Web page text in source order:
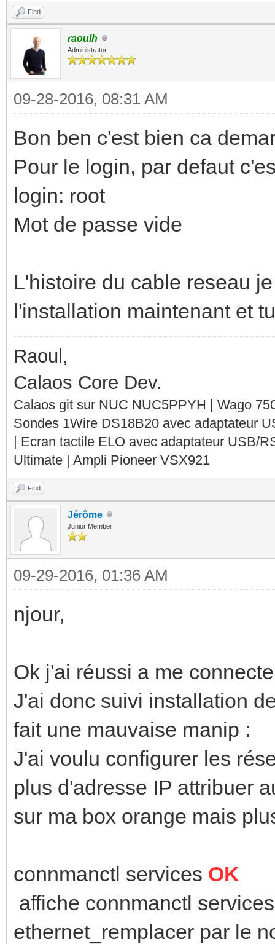
Find
raoulh
Administrator
09-28-2016, 08:31 AM
Bon ben c'est bien ca
Pour le login, par defaut
login: root
Mot de passe vide
L'histoire du cable reseau
l'installation maintenant et
Raoul,
Calaos Core Dev.
Calaos git sur NUC NUC5PPYH | Wago
Sondes 1Wire DS18B20 avec adaptateur
| Ecran tactile ELO avec adaptateur USB/
Ultimate | Ampli Pioneer VSX921
Find
Jérôme
Junior Member
09-29-2016, 01:36 AM
njour,
Ok j'ai réussi a me
J'ai donc suivi installation
fait une mauvaise manip :
J'ai voulu configurer les
plus d'adresse IP attribuer
sur ma box orange mais
connmanctl services OK
affiche connmanctl
ethernet_remplacer par le